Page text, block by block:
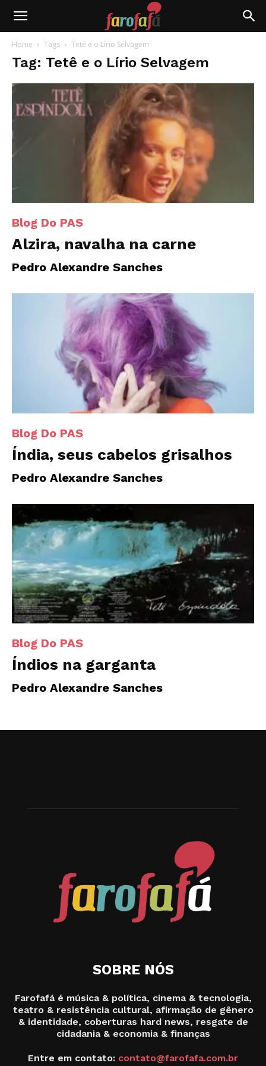
Farofafá
Home Tags Tetê e o Lírio Selvagem
Tag: Tetê e o Lírio Selvagem
Blog Do PAS
Alzira, navalha na carne
Pedro Alexandre Sanches
Blog Do PAS
Índia, seus cabelos grisalhos
Pedro Alexandre Sanches
Blog Do PAS
Índios na garganta
Pedro Alexandre Sanches
SOBRE NÓS
Farofafá é música & política, cinema & tecnologia,
teatro & resistência cultural, afirmação de gênero
& identidade, coberturas hard news, resgate de
cidadania & economia & finanças
Entre em contato: contato@farofafa.com.br